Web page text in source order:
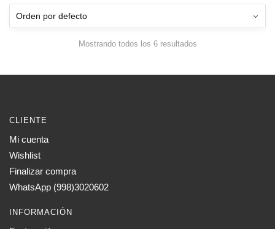
Mostrando todos los 6 resultados
CLIENTE
Mi cuenta
Wishlist
Finalizar compra
WhatsApp (998)3020602
INFORMACIÓN